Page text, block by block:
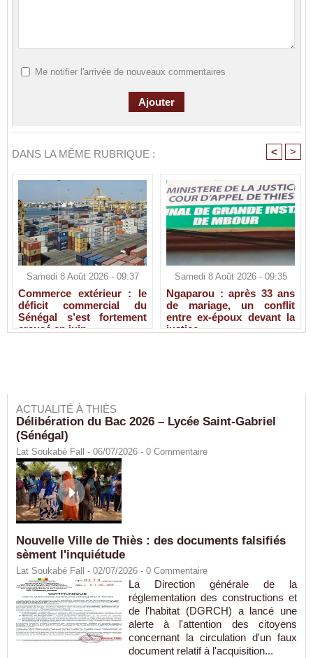
Me notifier l'arrivée de nouveaux commentaires
DANS LA MÊME RUBRIQUE : < >
Samedi 8 Août 2026 - 09:37
Commerce extérieur : le
déficit commercial du
Sénégal s’est fortement
creusé en juin
Samedi 8 Août 2026 - 09:35
Ngaparou : après 33 ans
de mariage, un conflit
entre ex-époux devant la
justice
ACTUALITÉ À THIÈS
Délibération du Bac 2026 – Lycée Saint-Gabriel
(Sénégal)
Lat Soukabé Fall - 06/07/2026 - 0 Commentaire
Nouvelle Ville de Thiès : des documents falsifiés
sèment l'inquiétude
Lat Soukabé Fall - 02/07/2026 - 0 Commentaire
La Direction générale de la
réglementation des constructions et
de l'habitat (DGRCH) a lancé une
alerte à l'attention des citoyens
concernant la circulation d'un faux
document relatif à l'acquisition...